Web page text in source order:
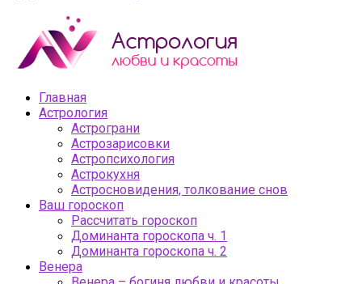
Главная
Астрология
Астрограни
Астрозарисовки
Астропсихология
Астрокухня
Астросновидения, толкование снов
Ваш гороскоп
Рассчитать гороскоп
Доминанта гороскопа ч. 1
Доминанта гороскопа ч. 2
Венера